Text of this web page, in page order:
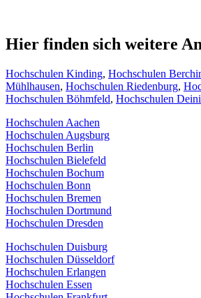
Hier finden sich weitere
Hochschulen Kinding, Hochschulen
Mühlhausen, Hochschulen Riedenburg,
Hochschulen Böhmfeld, Hochschulen
Hochschulen Aachen
Hochschulen Augsburg
Hochschulen Berlin
Hochschulen Bielefeld
Hochschulen Bochum
Hochschulen Bonn
Hochschulen Bremen
Hochschulen Dortmund
Hochschulen Dresden
Hochschulen Duisburg
Hochschulen Düsseldorf
Hochschulen Erlangen
Hochschulen Essen